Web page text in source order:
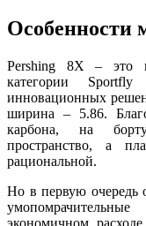
Особенности
Pershing 8X – это
категории
инновационных
ширина – 5.86.
карбона, на
пространство, а
рациональной.
Но в первую очередь